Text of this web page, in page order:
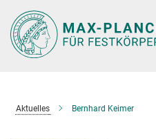
Hauptinhalt
Aktuelles Bernhard Keimer